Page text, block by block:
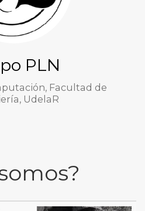
PLN
Facultad de
UdelaR